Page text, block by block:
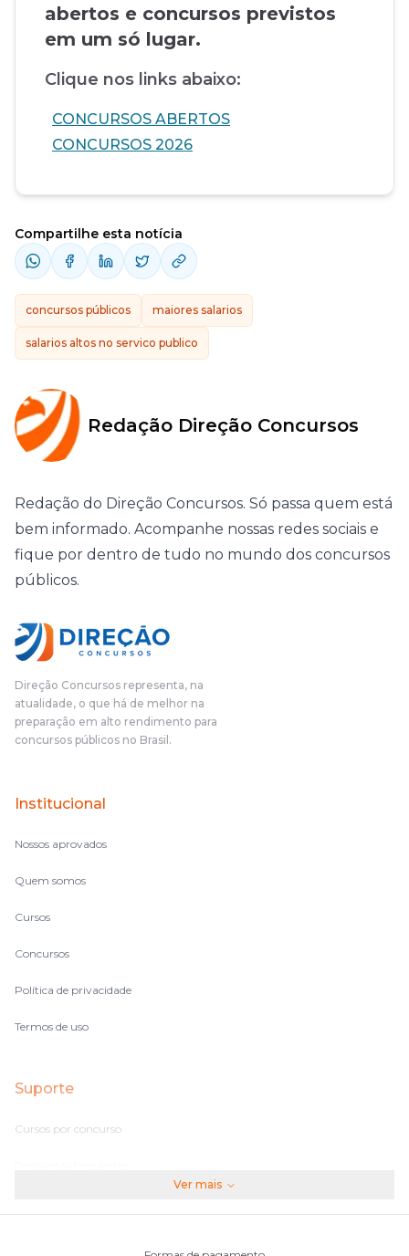
abertos e concursos previstos
em um só lugar.
Clique nos links abaixo:
CONCURSOS ABERTOS
CONCURSOS 2026
Compartilhe esta notícia
concursos públicos maiores salarios
salarios altos no servico publico
Redação Direção Concursos
Redação do Direção Concursos. Só passa quem está
bem informado. Acompanhe nossas redes sociais e
fique por dentro de tudo no mundo dos concursos
públicos.
Direção Concursos representa, na
atualidade, o que há de melhor na
preparação em alto rendimento para
concursos públicos no Brasil.
Institucional
Nossos aprovados
Quem somos
Cursos
Concursos
Política de privacidade
Termos de uso
Suporte
Cursos por concurso
Ver mais